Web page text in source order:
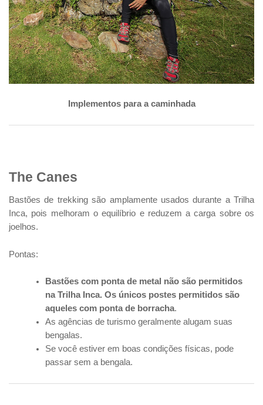
Implementos para a caminhada
The Canes
Bastões de trekking são amplamente usados durante a Trilha
Inca, pois melhoram o equilíbrio e reduzem a carga sobre os
joelhos.
Pontas:
Bastões com ponta de metal não são permitidos
na Trilha Inca. Os únicos postes permitidos são
aqueles com ponta de borracha.
As agências de turismo geralmente alugam suas
bengalas.
Se você estiver em boas condições físicas, pode
passar sem a bengala.